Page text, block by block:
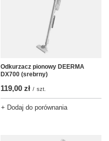
Odkurzacz pionowy DEERMA
DX700 (srebrny)
119,00 zł / szt.
+ Dodaj do porównania